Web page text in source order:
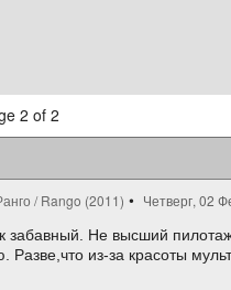
2 of 2
/ Rango (2011) Четверг, 02
забавный. Не высший
Разве,что из-за красоты